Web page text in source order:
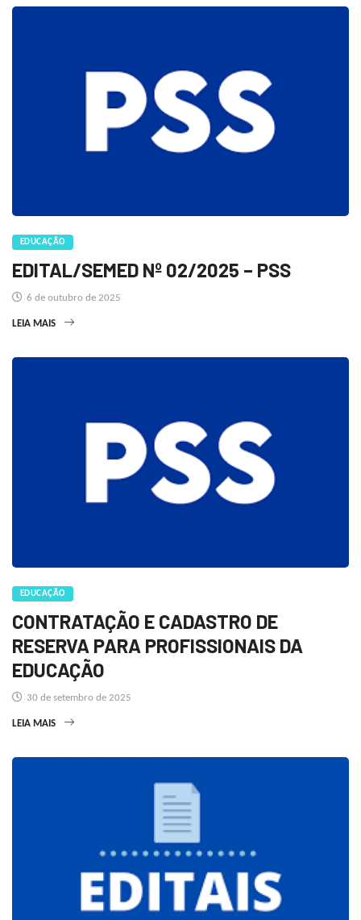
EDUCAÇÃO
EDITAL/SEMED Nº 02/2025 – PSS
6 de outubro de 2025
LEIA MAIS
EDUCAÇÃO
CONTRATAÇÃO E CADASTRO DE
RESERVA PARA PROFISSIONAIS DA
EDUCAÇÃO
30 de setembro de 2025
LEIA MAIS